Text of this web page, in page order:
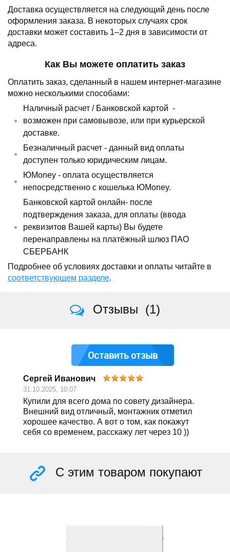
Доставка осуществляется на следующий день после
оформления заказа. В некоторых случаях срок
доставки может составить 1–2 дня в зависимости от
адреса.
Как Вы можете оплатить заказ
Оплатить заказ, сделанный в нашем интернет-магазине
можно несколькими способами:
Наличный расчет / Банковской картой -
возможен при самовывозе, или при курьерской
доставке.
Безналичный расчет - данный вид оплаты
доступен только юридическим лицам.
ЮMoney - оплата осуществляется
непосредственно с кошелька ЮMoney.
Банковской картой онлайн- после
подтверждения заказа, для оплаты (ввода
реквизитов Вашей карты) Вы будете
перенаправлены на платёжный шлюз ПАО
СБЕРБАНК
Подробнее об условиях доставки и оплаты читайте в
соответствующем разделе.
Отзывы (1)
Оставить отзыв
Сергей Иванович
31.10.2025, 10:07
Купили для всего дома по совету дизайнера.
Внешний вид отличный, монтажник отметил
хорошее качество. А вот о том, как покажут
себя со временем, расскажу лет через 10 ))
С этим товаром покупают